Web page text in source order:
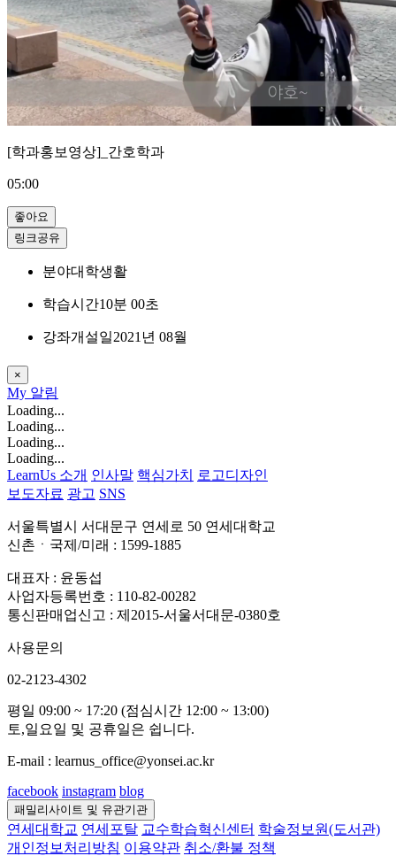
[학과홍보영상]_간호학과
05:00
좋아요
링크공유
분야대학생활
학습시간10분 00초
강좌개설일2021년 08월
×
My 알림
Loading...
Loading...
Loading...
Loading...
LearnUs 소개 인사말 핵심가치
로고디자인
보도자료 광고 SNS
서울특별시 서대문구 연세로 50 연세대학교
신촌ㆍ국제/미래 : 1599-1885
대표자 : 윤동섭
사업자등록번호 : 110-82-00282
통신판매업신고 : 제2015-서울서대문-0380호
사용문의
02-2123-4302
평일 09:00 ~ 17:20 (점심시간 12:00 ~ 13:00)
토,일요일 및 공휴일은 쉽니다.
E-mail : learnus_office@yonsei.ac.kr
facebook instagram blog
패밀리사이트 및 유관기관
연세대학교 연세포탈 교수학습혁신센터 학술정보원(도서관)
개인정보처리방침 이용약관 취소/환불 정책